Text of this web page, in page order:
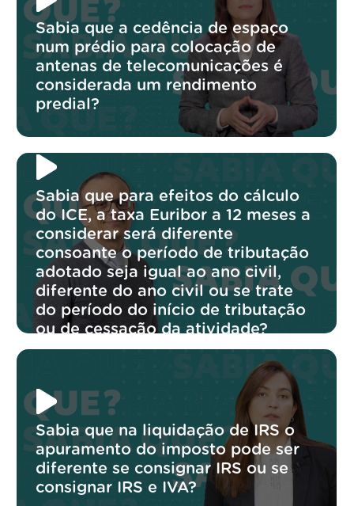
Sabia que a cedência de espaço
num prédio para colocação de
antenas de telecomunicações é
considerada um rendimento
predial?
Sabia que para efeitos do cálculo
do ICE, a taxa Euribor a 12 meses a
considerar será diferente
consoante o período de tributação
adotado seja igual ao ano civil,
diferente do ano civil ou se trate
do período do início de tributação
ou de cessação da atividade?
Sabia que na liquidação de IRS o
apuramento do imposto pode ser
diferente se consignar IRS ou se
consignar IRS e IVA?